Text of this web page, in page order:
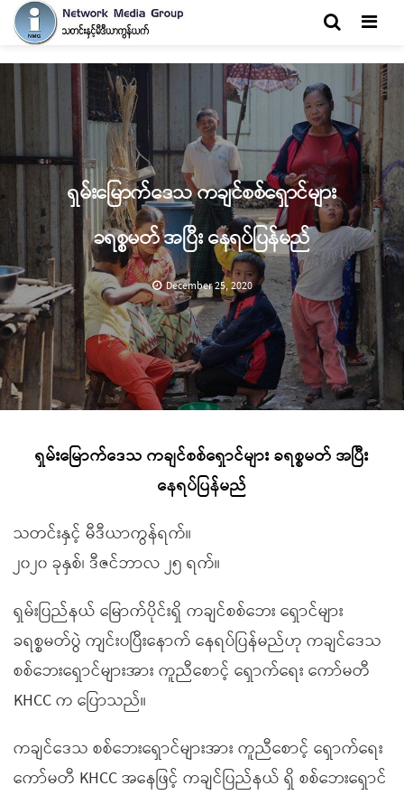
ရှမ်းမြောက်ဒေသ ကချင်စစ်ရှောင်များ
ခရစ္စမတ် အပြီး နေရပ်ပြန်မည်
December 25, 2020
ရှမ်းမြောက်ဒေသ ကချင်စစ်ရှောင်များ ခရစ္စမတ် အပြီး
နေရပ်ပြန်မည်
သတင်းနှင့် မီဒီယာကွန်ရက်။
၂၀၂၀ ခုနှစ်၊ ဒီဇင်ဘာလ ၂၅ ရက်။
ရှမ်းပြည်နယ် မြောက်ပိုင်းရှိ ကချင်စစ်ဘေး ရှောင်များ
ခရစ္စမတ်ပွဲ ကျင်းပပြီးနောက် နေရပ်ပြန်မည်ဟု ကချင်ဒေသ
စစ်ဘေးရှောင်များအား ကူညီစောင့် ရှောက်ရေး ကော်မတီ
KHCC က ပြောသည်။
ကချင်ဒေသ စစ်ဘေးရှောင်များအား ကူညီစောင့် ရှောက်ရေး
ကော်မတီ KHCC အနေဖြင့် ကချင်ပြည်နယ် ရှိ စစ်ဘေးရှောင်